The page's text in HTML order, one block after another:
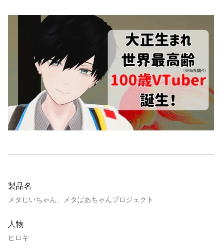
製品名
メタじいちゃん、メタばあちゃんプロジェクト
人物
ヒロキ